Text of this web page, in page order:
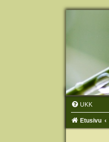
UKK
Etusivu